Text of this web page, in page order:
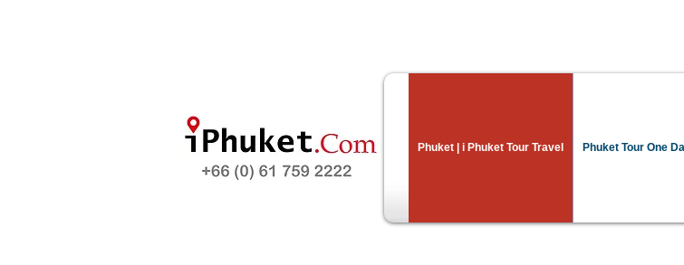
Phuket | i Phuket Tour Travel Phuket Tour One